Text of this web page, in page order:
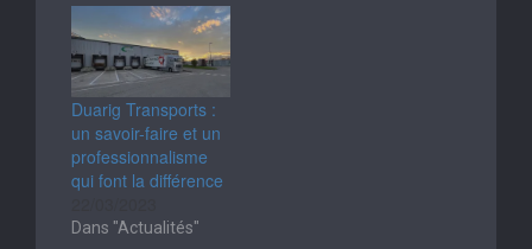
Duarig Transports :
un savoir-faire et un
professionnalisme
qui font la différence
Dans "Actualités"